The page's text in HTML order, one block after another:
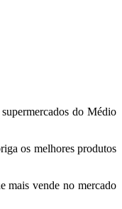
do Médio
os melhores produtos
mais vende no mercado